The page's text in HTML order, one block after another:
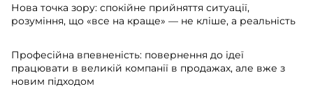
Нова точка зору: спокійне прийняття ситуації,
розуміння, що «все на краще» — не кліше, а реальність
Професійна впевненість: повернення до ідеї
працювати в великій компанії в продажах, але вже з
новим підходом